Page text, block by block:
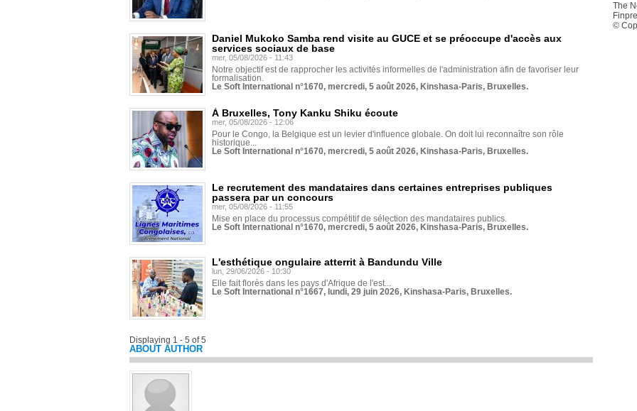
Daniel Mukoko Samba rend visite au GUCE et se préoccupe d'accès aux
services sociaux de base
mer, 05/08/2026 - 11:43
Notre objectif est de rapprocher les activités informelles de l'administration afin de favoriser leur
formalisation.
Le Soft International n°1670, mercredi, 5 août 2026, Kinshasa-Paris, Bruxelles.
À Bruxelles, Tony Kanku Shiku écoute
mer, 05/08/2026 - 12:06
Pour le Congo, la Belgique est un levier d'influence globale. On doit lui reconnaître son rôle
historique...
Le Soft International n°1670, mercredi, 5 août 2026, Kinshasa-Paris, Bruxelles.
Le recrutement des mandataires dans certaines entreprises publiques
passera par un concours
mer, 05/08/2026 - 11:55
Mise en place du processus compétitif de sélection des mandataires publics.
Le Soft International n°1670, mercredi, 5 août 2026, Kinshasa-Paris, Bruxelles.
L'esthétique ongulaire atterrit à Bandundu Ville
lun, 29/06/2026 - 10:30
Elle fait florès dans les pays d'Afrique de l'est...
Le Soft International n°1667, lundi, 29 juin 2026, Kinshasa-Paris, Bruxelles.
Displaying 1 - 5 of 5
ABOUT AUTHOR
The
©